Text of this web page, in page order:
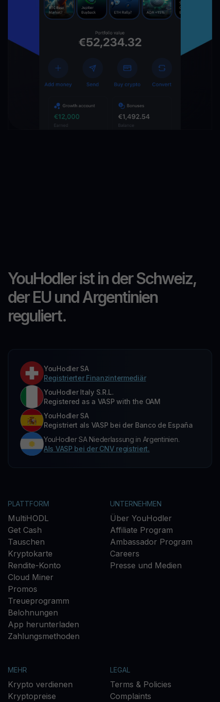
YouHodler ist in der Schweiz,
der EU und Argentinien
reguliert.
YouHodler SA
Registrierter Finanzintermediär
YouHodler Italy S.R.L.
Registered as a VASP with the OAM
YouHodler SA
Registriert als VASP bei der Banco de España
YouHodler SA Niederlassung in Argentinien.
Als VASP bei der CNV registriert.
PLATTFORM
MultiHODL
Get Cash
Tauschen
Kryptokarte
Rendite-Konto
Cloud Miner
Promos
Treueprogramm
Belohnungen
App herunterladen
Zahlungsmethoden
UNTERNEHMEN
Über YouHodler
Affiliate Program
Ambassador Program
Careers
Presse und Medien
MEHR
Krypto verdienen
Kryptopreise
LEGAL
Terms & Policies
Complaints